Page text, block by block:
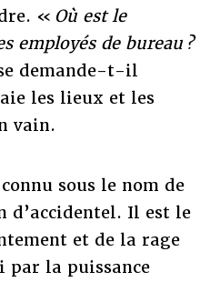
« Où est le
employés de bureau ?
demande-t-il
les lieux et les
vain.
sous le nom de
d’accidentel. Il est le
et de la rage
par la puissance